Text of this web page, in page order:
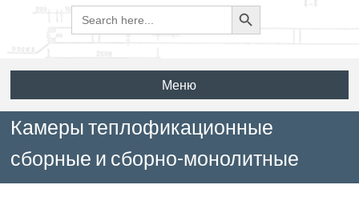
Search
for:
Search
Button
Меню
Камеры теплофикационные
сборные и сборно-монолитные